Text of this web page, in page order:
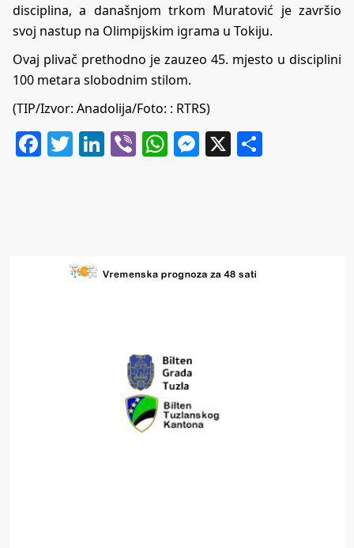
disciplina, a današnjom trkom Muratović je završio
svoj nastup na Olimpijskim igrama u Tokiju.
Ovaj plivač prethodno je zauzeo 45. mjesto u disciplini
100 metara slobodnim stilom.
(TIP/Izvor: Anadolija/Foto: : RTRS)
Facebook
Twitter
LinkedIn
ViberWhatsApp
Messenger
X